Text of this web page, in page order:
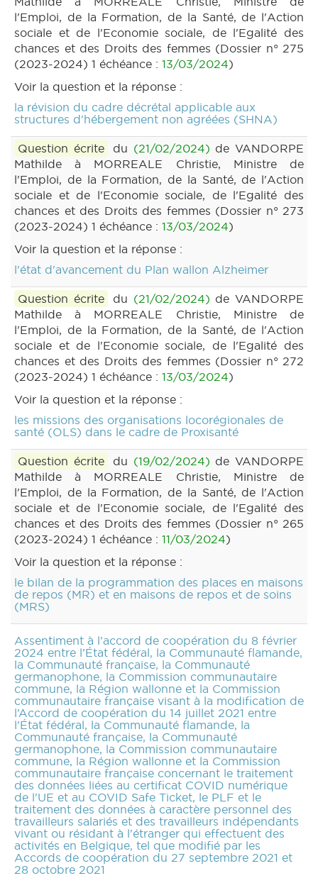
l'Emploi, de la Formation, de la Santé, de l'Action
sociale et de l'Economie sociale, de l'Egalité des
chances et des Droits des femmes (Dossier n° 275
(2023-2024) 1 échéance : 13/03/2024)
Voir la question et la réponse :
la révision du cadre décrétal applicable aux
structures d'hébergement non agréées (SHNA)
Question écrite du (21/02/2024) de VANDORPE
Mathilde à MORREALE Christie, Ministre de
l'Emploi, de la Formation, de la Santé, de l'Action
sociale et de l'Economie sociale, de l'Egalité des
chances et des Droits des femmes (Dossier n° 273
(2023-2024) 1 échéance : 13/03/2024)
Voir la question et la réponse :
l'état d'avancement du Plan wallon Alzheimer
Question écrite du (21/02/2024) de VANDORPE
Mathilde à MORREALE Christie, Ministre de
l'Emploi, de la Formation, de la Santé, de l'Action
sociale et de l'Economie sociale, de l'Egalité des
chances et des Droits des femmes (Dossier n° 272
(2023-2024) 1 échéance : 13/03/2024)
Voir la question et la réponse :
les missions des organisations locorégionales de
santé (OLS) dans le cadre de Proxisanté
Question écrite du (19/02/2024) de VANDORPE
Mathilde à MORREALE Christie, Ministre de
l'Emploi, de la Formation, de la Santé, de l'Action
sociale et de l'Economie sociale, de l'Egalité des
chances et des Droits des femmes (Dossier n° 265
(2023-2024) 1 échéance : 11/03/2024)
Voir la question et la réponse :
le bilan de la programmation des places en maisons
de repos (MR) et en maisons de repos et de soins
(MRS)
Assentiment à l’accord de coopération du 8 février
2024 entre l’État fédéral, la Communauté flamande,
la Communauté française, la Communauté
germanophone, la Commission communautaire
commune, la Région wallonne et la Commission
communautaire française visant à la modification de
l’Accord de coopération du 14 juillet 2021 entre
l'État fédéral, la Communauté flamande, la
Communauté française, la Communauté
germanophone, la Commission communautaire
commune, la Région wallonne et la Commission
communautaire française concernant le traitement
des données liées au certificat COVID numérique
de l'UE et au COVID Safe Ticket, le PLF et le
traitement des données à caractère personnel des
travailleurs salariés et des travailleurs indépendants
vivant ou résidant à l'étranger qui effectuent des
activités en Belgique, tel que modifié par les
Accords de coopération du 27 septembre 2021 et
28 octobre 2021